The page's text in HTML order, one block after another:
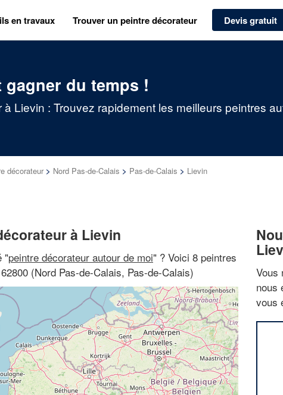
en travaux Trouver un peintre décorateur Devis gratuit
gagner du temps !
à Lievin : Trouvez rapidement les meilleurs peintres
décorateur > Nord Pas-de-Calais > Pas-de-Calais > Lievin
à Lievin
"peintre décorateur autour de moi" ? Voici 8 peintres
(Nord Pas-de-Calais, Pas-de-Calais)
Vous
nous
vous